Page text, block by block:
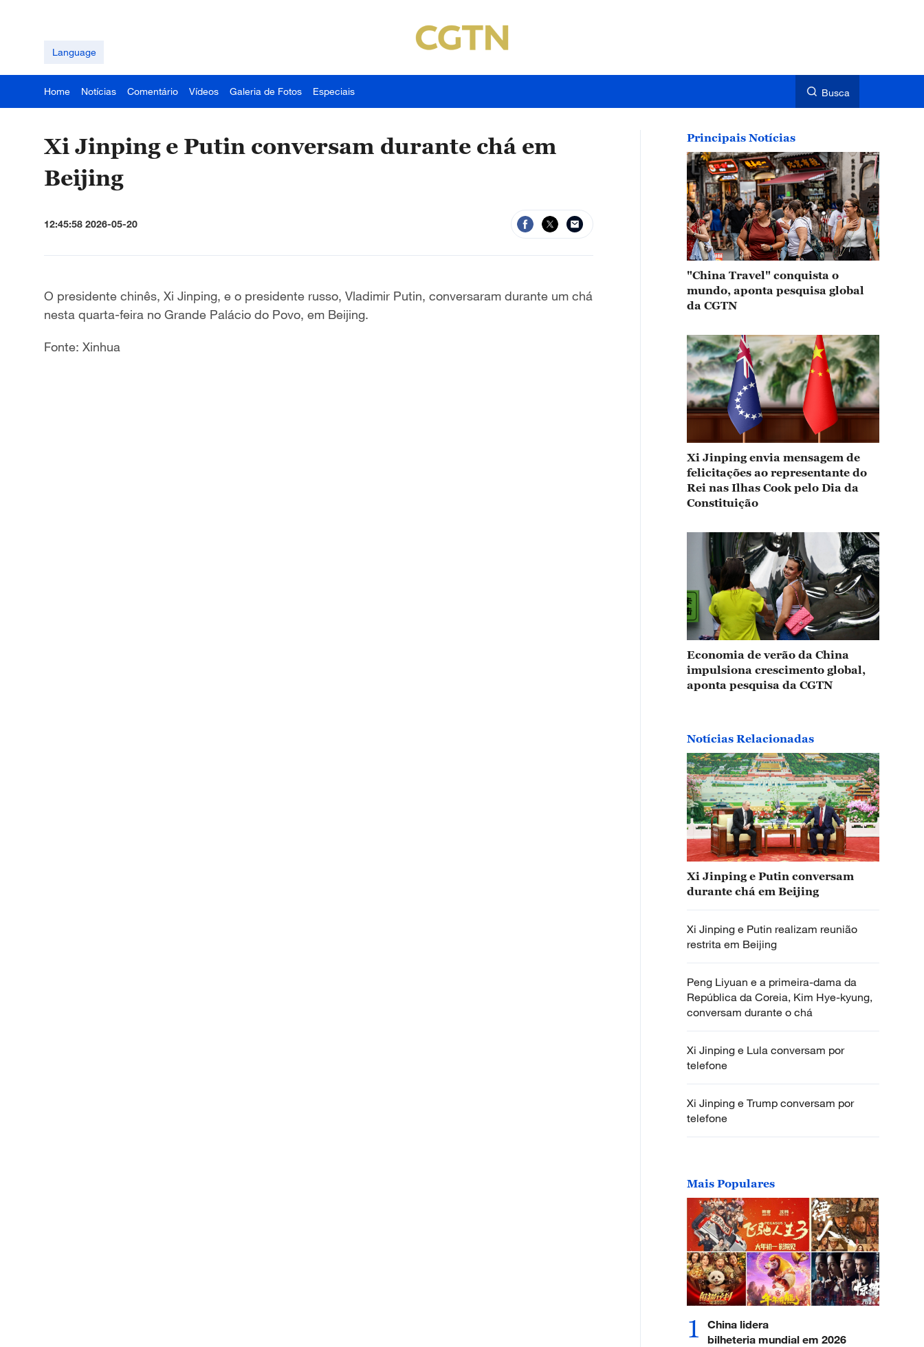
Language
Home Notícias Comentário Vídeos Galeria de Fotos Especiais Busca
Xi Jinping e Putin conversam durante chá em
Beijing
12:45:58 2026-05-20
O presidente chinês, Xi Jinping, e o presidente russo, Vladimir Putin, conversaram durante um chá
nesta quarta-feira no Grande Palácio do Povo, em Beijing.
Fonte: Xinhua
Principais Notícias
"China Travel" conquista o
mundo, aponta pesquisa global
da CGTN
Xi Jinping envia mensagem de
felicitações ao representante do
Rei nas Ilhas Cook pelo Dia da
Constituição
Economia de verão da China
impulsiona crescimento global,
aponta pesquisa da CGTN
Notícias Relacionadas
Xi Jinping e Putin conversam
durante chá em Beijing
Xi Jinping e Putin realizam reunião
restrita em Beijing
Peng Liyuan e a primeira-dama da
República da Coreia, Kim Hye-kyung,
conversam durante o chá
Xi Jinping e Lula conversam por
telefone
Xi Jinping e Trump conversam por
telefone
Mais Populares
1
China lidera
bilheteria mundial em 2026